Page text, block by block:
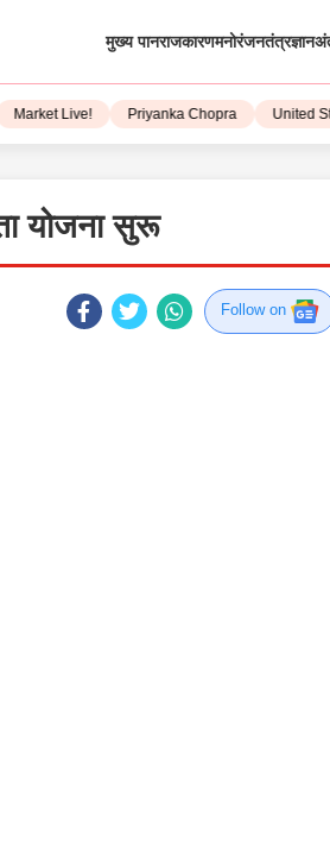
मुख्य पानराजकारणमनोरंजनतंत्रज्ञान
Live! Priyanka Chopra United State
योजना सुरू
Follow on